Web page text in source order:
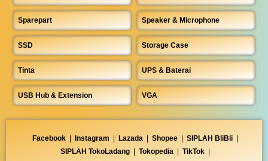
Sparepart Speaker & Microphone
SSD Storage Case
Tinta UPS & Baterai
USB Hub & Extension VGA
Facebook | Instagram | Lazada | Shopee | SIPLAH BliBli |
SIPLAH TokoLadang | Tokopedia | TikTok |